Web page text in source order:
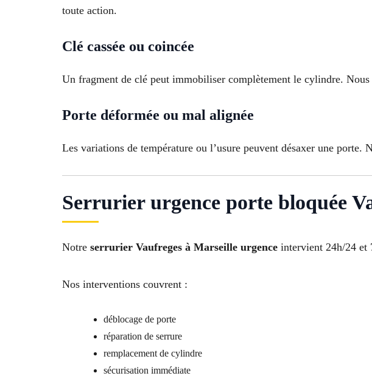
toute action.
Clé cassée ou coincée
Un fragment de clé peut immobiliser complètement le cylindre.
Porte déformée ou mal alignée
Les variations de température ou l’usure peuvent désaxer une porte.
Serrurier urgence porte bloquée
Notre serrurier Vaufreges à Marseille urgence intervient 24h/24 et
Nos interventions couvrent :
déblocage de porte
réparation de serrure
remplacement de cylindre
sécurisation immédiate